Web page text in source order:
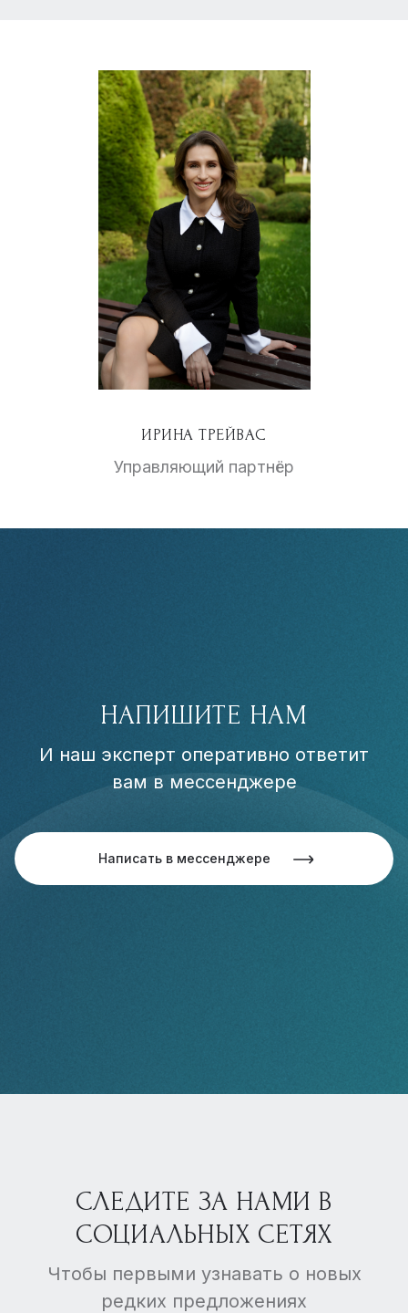
ИРИНА ТРЕЙВАС
Управляющий партнёр
НАПИШИТЕ НАМ
И наш эксперт оперативно ответит
вам в мессенджере
Написать в мессенджере
СЛЕДИТЕ ЗА НАМИ В
СОЦИАЛЬНЫХ СЕТЯХ
Чтобы первыми узнавать о новых
редких предложениях